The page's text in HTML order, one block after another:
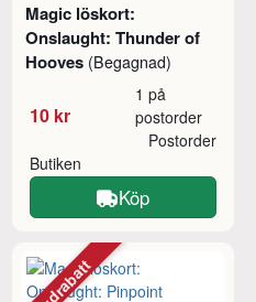
Magic löskort:
Onslaught: Thunder of
Hooves (Begagnad)
10 kr
1 på
postorder
Butiken
Postorder
Köp